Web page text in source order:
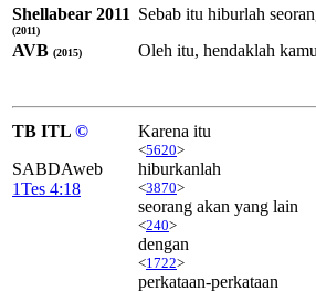
Shellabear 2011
(2011)
Sebab itu hiburlah
AVB (2015) Oleh itu, hendaklah
TB ITL ©
SABDAweb
1Tes 4:18
Karena itu
<5620>
hiburkanlah
<3870>
seorang akan yang lain
<240>
dengan
<1722>
perkataan-perkataan